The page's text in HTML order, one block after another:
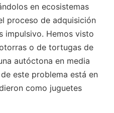
en ecosistemas
proceso de adquisición
impulsivo. Hemos visto
o de tortugas de
autóctona en media
este problema está en
como juguetes